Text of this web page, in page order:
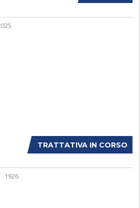
TRATTATIVA IN CORSO
1926